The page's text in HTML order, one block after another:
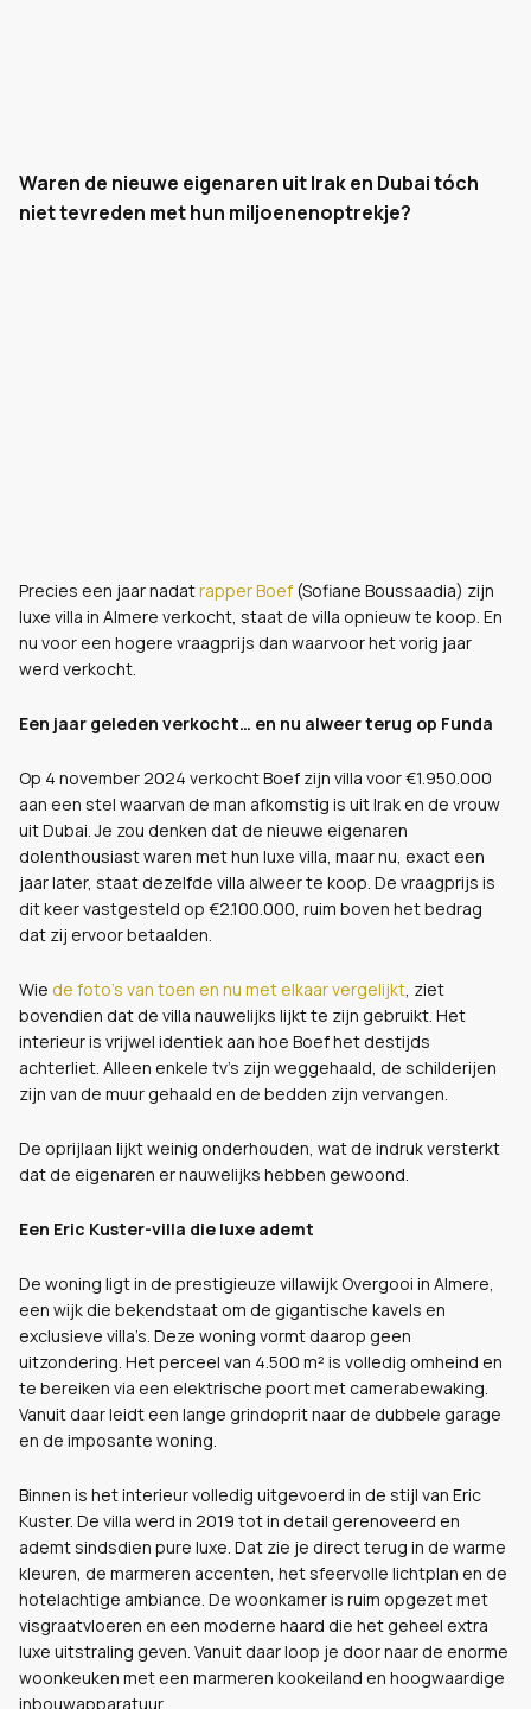
Waren de nieuwe eigenaren uit Irak en Dubai tóch
niet tevreden met hun miljoenenoptrekje?
Precies een jaar nadatrapper Boef (Sofiane Boussaadia) zijn
luxe villa in Almere verkocht, staat de villa opnieuw te koop. En
nu voor een hogere vraagprijs dan waarvoor het vorig jaar
werd verkocht.
Een jaar geleden verkocht… en nu alweer terug op Funda
Op 4 november 2024 verkocht Boef zijn villa voor €1.950.000
aan een stel waarvan de man afkomstig is uit Irak en de vrouw
uit Dubai. Je zou denken dat de nieuwe eigenaren
dolenthousiast waren met hun luxe villa, maar nu, exact een
jaar later, staat dezelfde villa alweer te koop. De vraagprijs is
dit keer vastgesteld op €2.100.000, ruim boven het bedrag
dat zij ervoor betaalden.
Wie de foto’s van toen en nu met elkaar vergelijkt, ziet
bovendien dat de villa nauwelijks lijkt te zijn gebruikt. Het
interieur is vrijwel identiek aan hoe Boef het destijds
achterliet. Alleen enkele tv’s zijn weggehaald, de schilderijen
zijn van de muur gehaald en de bedden zijn vervangen.
De oprijlaan lijkt weinig onderhouden, wat de indruk versterkt
dat de eigenaren er nauwelijks hebben gewoond.
Een Eric Kuster-villa die luxe ademt
De woning ligt in de prestigieuze villawijk Overgooi in Almere,
een wijk die bekendstaat om de gigantische kavels en
exclusieve villa’s. Deze woning vormt daarop geen
uitzondering. Het perceel van 4.500 m² is volledig omheind en
te bereiken via een elektrische poort met camerabewaking.
Vanuit daar leidt een lange grindoprit naar de dubbele garage
en de imposante woning.
Binnen is het interieur volledig uitgevoerd in de stijl van Eric
Kuster. De villa werd in 2019 tot in detail gerenoveerd en
ademt sindsdien pure luxe. Dat zie je direct terug in de warme
kleuren, de marmeren accenten, het sfeervolle lichtplan en de
hotelachtige ambiance. De woonkamer is ruim opgezet met
visgraatvloeren en een moderne haard die het geheel extra
luxe uitstraling geven. Vanuit daar loop je door naar de enorme
woonkeuken met een marmeren kookeiland en hoogwaardige
inbouwapparatuur.